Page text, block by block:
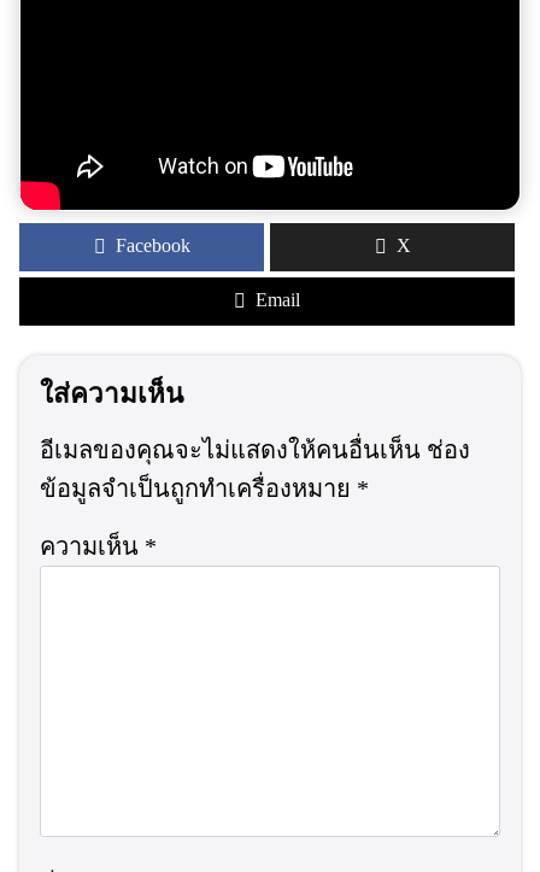
Facebook X
Email
ใส่ความเห็น
อีเมลของคุณจะไม่แสดงให้คนอื่นเห็น ช่อง
ข้อมูลจำเป็นถูกทำเครื่องหมาย *
ความเห็น *